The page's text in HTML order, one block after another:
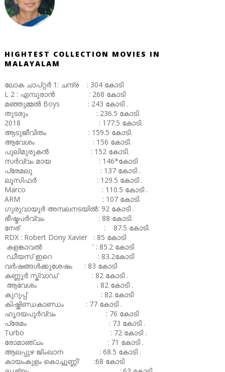
HIGHTEST COLLECTION MOVIES IN
MALAYALAM
ലോക ചാപ്റ്റർ 1: ചന്ദ്ര : 304 കോടി
L 2 : എമ്പുരാൻ : 268 കോടി
മഞ്ഞുമ്മൽ Boys : 243 കോടി .
തുടരും : 236.5 കോടി.
2018 : 177.5 കോടി.
ആടുജീവിതം : 159.5 കോടി.
ആവേശം : 156 കോടി.
പുലിമുരുകൻ : 152 കോടി.
സർവ്വം മായ : 146*കോടി
പ്രേമലു : 137 കോടി .
ലൂസിഫർ : 129.5 കോടി .
Marco : 110.5 കോടി .
ARM : 107 കോടി.
ഗുരുവായൂർ അമ്പലനടയിൽ: 92 കോടി .
ഭീഷ്മപർവ്വം : 88 കോടി.
നേര് : 87.5 കോടി.
RDX : Robert Dony Xavier : 85 കോടി
കളങ്കാവൽ ' : 85.2 കോടി
ഡീയസ് ഇറെ : 83.2കോടി
വർഷങ്ങൾക്കുശേഷം : 83 കോടി
കണ്ണൂർ സ്ക്വാഡ് : 82 കോടി .
ആവേശം : 82 കോടി .
കുറുപ്പ് : 82 കോടി
കിഷ്കിണ്ഡകാണ്ഡം : 77 കോടി .
ഹൃദയപൂർവ്വം : 76 കോടി
പ്രേമം : 73 കോടി .
Turbo : 72 കോടി .
രോമാഞ്ചം : 71 കോടി .
ആലപ്പുഴ ജിംഖാന : 68.5 കോടി .
കായംകുളം കൊച്ചുണ്ണി' :68 കോടി